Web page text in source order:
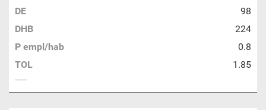
DE
98
DHB
224
P empl/hab
0.8
TOL
1.85